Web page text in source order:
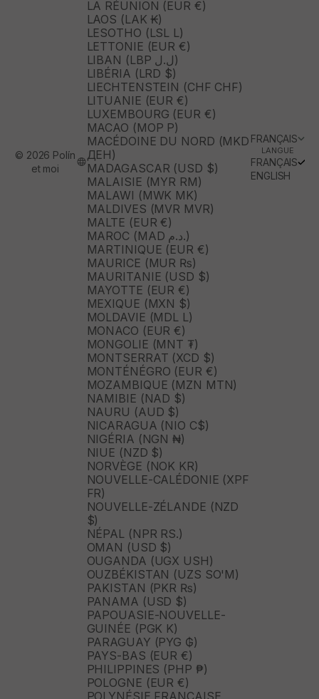
LA RÉUNION (EUR €)
LAOS (LAK ₭)
LESOTHO (LSL L)
LETTONIE (EUR €)
LIBAN (LBP ل.ل)
LIBÉRIA (LRD $)
LIECHTENSTEIN (CHF CHF)
LITUANIE (EUR €)
LUXEMBOURG (EUR €)
MACAO (MOP P)
MACÉDOINE DU NORD (MKD
ДЕН)
MADAGASCAR (USD $)
MALAISIE (MYR RM)
MALAWI (MWK MK)
MALDIVES (MVR MVR)
MALTE (EUR €)
MAROC (MAD د.م.)
MARTINIQUE (EUR €)
MAURICE (MUR ₨)
MAURITANIE (USD $)
MAYOTTE (EUR €)
MEXIQUE (MXN $)
MOLDAVIE (MDL L)
MONACO (EUR €)
MONGOLIE (MNT ₮)
MONTSERRAT (XCD $)
MONTÉNÉGRO (EUR €)
MOZAMBIQUE (MZN MTN)
NAMIBIE (NAD $)
NAURU (AUD $)
NICARAGUA (NIO C$)
NIGÉRIA (NGN ₦)
NIUE (NZD $)
NORVÈGE (NOK KR)
NOUVELLE-CALÉDONIE (XPF
FR)
NOUVELLE-ZÉLANDE (NZD
$)
NÉPAL (NPR RS.)
OMAN (USD $)
OUGANDA (UGX USH)
OUZBÉKISTAN (UZS SO'M)
PAKISTAN (PKR ₨)
PANAMA (USD $)
PAPOUASIE-NOUVELLE-
GUINÉE (PGK K)
PARAGUAY (PYG ₲)
PAYS-BAS (EUR €)
PHILIPPINES (PHP ₱)
POLOGNE (EUR €)
FRANÇAIS
LANGUE
FRANÇAIS
ENGLISH
© 2026 Polín
et moi